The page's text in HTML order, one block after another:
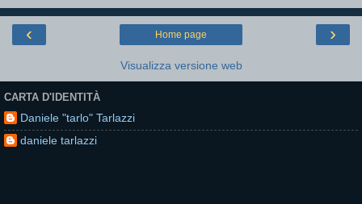
‹ ›
Home page
Visualizza versione web
CARTA D'IDENTITÀ
Daniele "tarlo" Tarlazzi
daniele tarlazzi